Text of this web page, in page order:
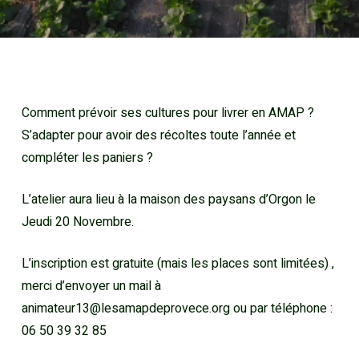
Comment prévoir ses cultures pour livrer en AMAP ?
S’adapter pour avoir des récoltes toute l’année et
compléter les paniers ?
L’atelier aura lieu à la maison des paysans d’Orgon le
Jeudi 20 Novembre.
L’inscription est gratuite (mais les places sont limitées) ,
merci d’envoyer un mail à
animateur13@lesamapdeprovece.org ou par téléphone :
06 50 39 32 85